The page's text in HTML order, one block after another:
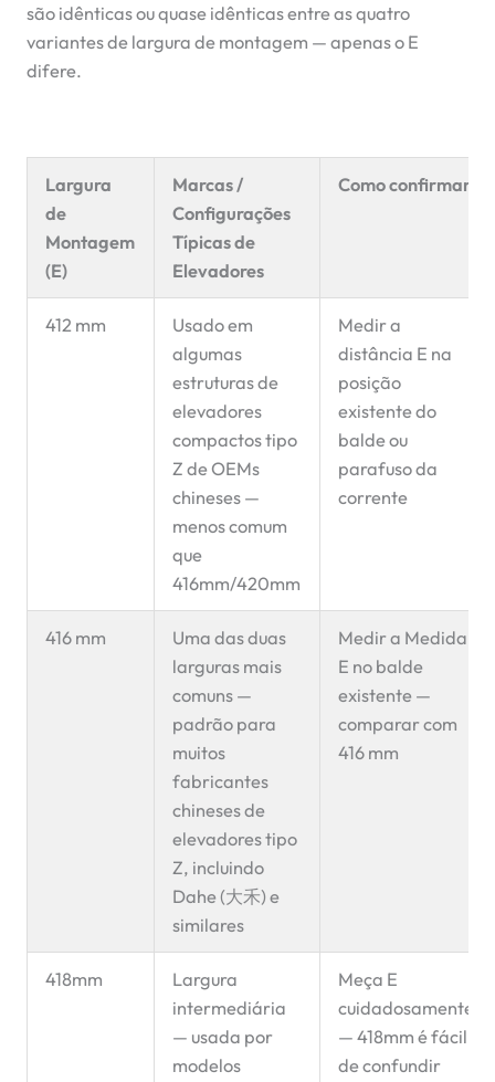
são idênticas ou quase idênticas entre as quatro
variantes de largura de montagem — apenas o E
difere.
Largura
de
Montagem
(E)
Marcas /
Configurações
Típicas de
Elevadores
Como confirmar
412 mm
Usado em
algumas
estruturas de
elevadores
compactos tipo
Z de OEMs
chineses —
menos comum
que
416mm/420mm
Medir a
distância E na
posição
existente do
balde ou
parafuso da
corrente
416 mm
Uma das duas
larguras mais
comuns —
padrão para
muitos
fabricantes
chineses de
elevadores tipo
Z, incluindo
Dahe (大禾) e
similares
Medir a Medida
E no balde
existente —
comparar com
416 mm
418mm
Largura
intermediária
— usada por
modelos
Meça E
cuidadosamente
— 418mm é fácil
de confundir